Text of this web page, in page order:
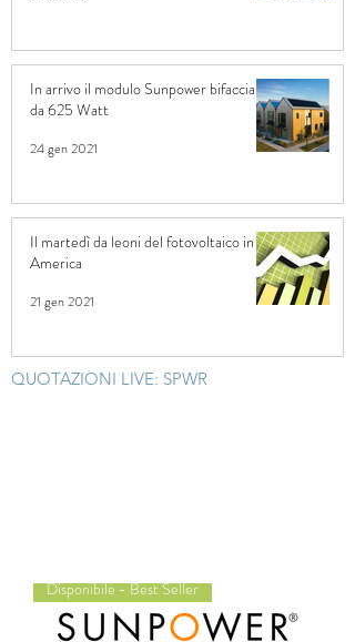
Disponibile - Best Seller
In arrivo il modulo Sunpower bifacciale
da 625 Watt
24 gen 2021
Il martedì da leoni del fotovoltaico in
America
21 gen 2021
QUOTAZIONI LIVE: SPWR